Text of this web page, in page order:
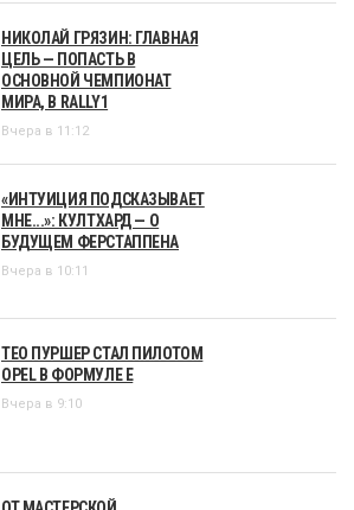
НИКОЛАЙ ГРЯЗИН: ГЛАВНАЯ
ЦЕЛЬ — ПОПАСТЬ В
ОСНОВНОЙ ЧЕМПИОНАТ
МИРА, В RALLY1
Вчера в 11:12
«ИНТУИЦИЯ ПОДСКАЗЫВАЕТ
МНЕ...»: КУЛТХАРД — О
БУДУЩЕМ ФЕРСТАППЕНА
Вчера в 10:11
ТЕО ПУРШЕР СТАЛ ПИЛОТОМ
OPEL В ФОРМУЛЕ Е
Вчера в 9:10